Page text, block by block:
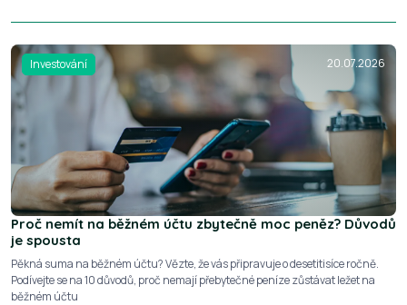
Investování 20.07.2026
Proč nemít na běžném účtu zbytečně moc peněz? Důvodů
je spousta
Pěkná suma na běžném účtu? Vězte, že vás připravuje o desetitisíce ročně.
Podívejte se na 10 důvodů, proč nemají přebytečné peníze zůstávat ležet na
běžném účtu